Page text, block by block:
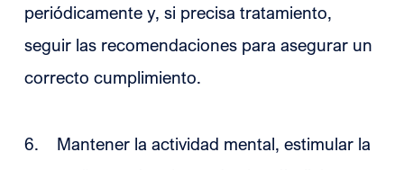
periódicamente y, si precisa tratamiento,
seguir las recomendaciones para asegurar un
correcto cumplimiento.
6. Mantener la actividad mental, estimular la